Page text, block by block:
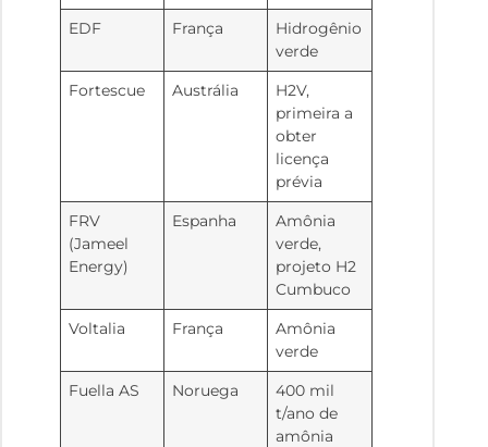
EDF
França
Hidrogênio
verde
Fortescue
Austrália
H2V,
primeira a
obter
licença
prévia
FRV
(Jameel
Energy)
Espanha
Amônia
verde,
projeto H2
Cumbuco
Voltalia
França
Amônia
verde
Fuella AS
Noruega
400 mil
t/ano de
amônia